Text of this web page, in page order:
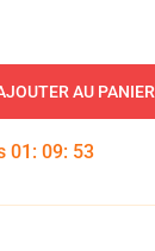
AU PANIER
01 : 09: 52